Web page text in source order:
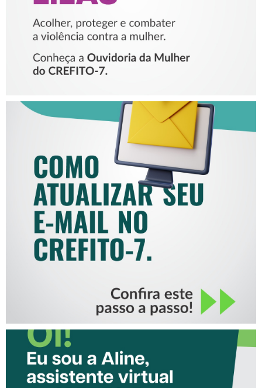
COMO ATUALIZAR SEU E-
MAIL NO CREFITO-7